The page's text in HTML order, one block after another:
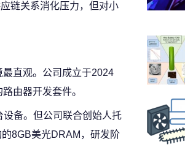
链关系消化压力，但对小
直观。公司成立于2024
由器开发套件。
备。但公司联合创始人托
8GB美光DRAM，研发阶